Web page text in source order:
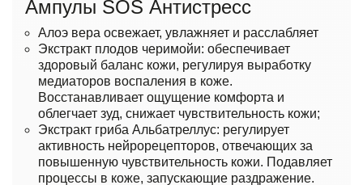
Ампулы SOS Антистресс
Алоэ вера освежает, увлажняет и расслабляет
Экстракт плодов черимойи: обеспечивает
здоровый баланс кожи, регулируя выработку
медиаторов воспаления в коже.
Восстанавливает ощущение комфорта и
облегчает зуд, снижает чувствительность кожи;
Экстракт гриба Альбатреллус: регулирует
активность нейрорецепторов, отвечающих за
повышенную чувствительность кожи. Подавляет
процессы в коже, запускающие раздражение.